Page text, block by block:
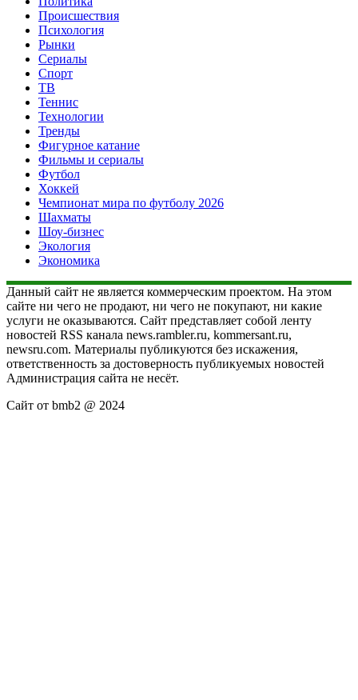
Происшествия
Психология
Рынки
Сериалы
Спорт
ТВ
Теннис
Технологии
Тренды
Фигурное катание
Фильмы и сериалы
Футбол
Хоккей
Чемпионат мира по футболу 2026
Шахматы
Шоу-бизнес
Экология
Экономика
Данный сайт не является коммерческим проектом. На этом
сайте ни чего не продают, ни чего не покупают, ни какие
услуги не оказываются. Сайт представляет собой ленту
новостей RSS канала news.rambler.ru, kommersant.ru,
newsru.com. Материалы публикуются без искажения,
ответственность за достоверность публикуемых новостей
Администрация сайта не несёт.
Сайт от bmb2 @ 2024